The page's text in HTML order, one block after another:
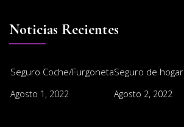
Noticias Recientes
Seguro Coche/Furgoneta
Agosto 1, 2022
Seguro de hogar
Agosto 2, 2022